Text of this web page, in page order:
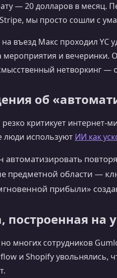
— 20 долларов в месяц.
мы просто сошли с ума
на въезд Макс проходил YC
мероприятия и вечеринки.
нетворкинг —
об
критикует
люди используют ИИ как
предметной области —
прибыли»
построенная на
многих сотрудников
и Shopify увольнялись,